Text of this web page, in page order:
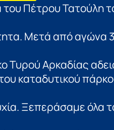
Πέτρου Τατούλη
Μετά από αγώνα
Τυρού Αρκαδίας
καταδυτικού
Ξεπεράσαμε όλα